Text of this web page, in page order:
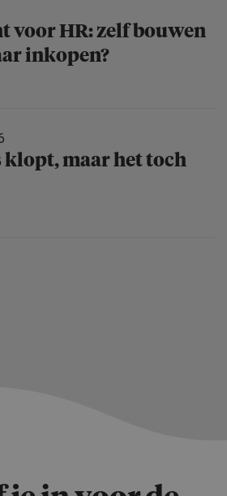
voor HR: zelf bouwen
inkopen?
klopt, maar het toch